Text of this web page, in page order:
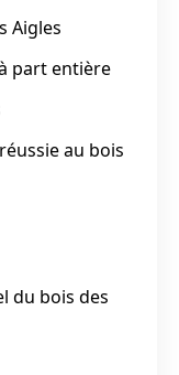
Aigles
part entière
au bois
du bois des